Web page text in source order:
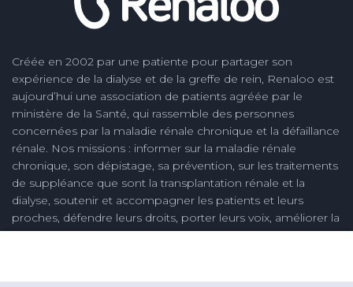
Créée en 2002 par une patiente pour partager son
expérience de la dialyse et de la greffe de rein, Renaloo est
aujourd’hui une association de patients agréée par le
ministère de la Santé, qui rassemble des personnes
concernées par la maladie rénale chronique et la défaillance
rénale. Nos missions : informer sur la maladie rénale
chronique, son dépistage, sa prévention, sur les traitements
de suppléance que sont la transplantation rénale et la
dialyse, soutenir et accompagner les patients et leurs
proches, défendre leurs droits, porter leurs voix, améliorer la
qualité des soins des soins en néphrologie et la vie des